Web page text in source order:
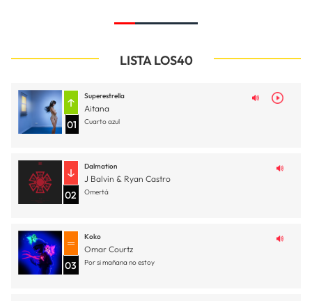
LISTA LOS40
01
Superestrella
Aitana
Cuarto azul
02
Dalmation
J Balvin & Ryan Castro
Omertá
03
Koko
Omar Courtz
Por si mañana no estoy